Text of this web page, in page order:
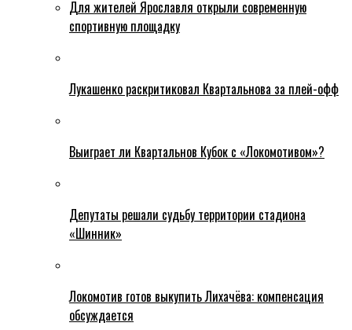
Для жителей Ярославля открыли современную
спортивную площадку
Лукашенко раскритиковал Квартальнова за плей-офф
Выиграет ли Квартальнов Кубок с «Локомотивом»?
Депутаты решали судьбу территории стадиона
«Шинник»
Локомотив готов выкупить Лихачёва: компенсация
обсуждается